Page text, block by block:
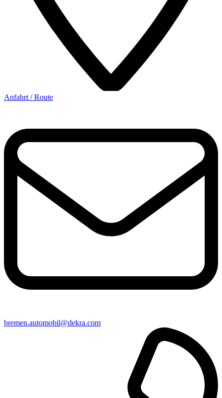
Anfahrt / Route
bremen​.automobil@​dekra.com